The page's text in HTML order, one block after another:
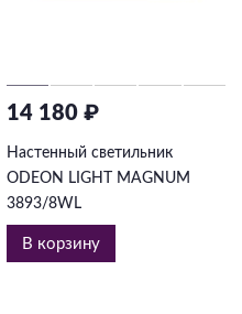
14 180 ₽
Настенный светильник
ODEON LIGHT MAGNUM
3893/8WL
В корзину